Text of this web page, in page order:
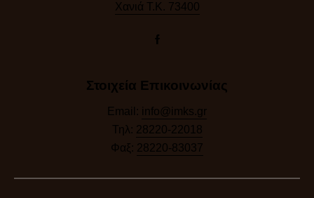
Χανιά Τ.Κ. 73400
Στοιχεία Επικοινωνίας
Email: info@imks.gr
Τηλ: 28220-22018
Φαξ: 28220-83037